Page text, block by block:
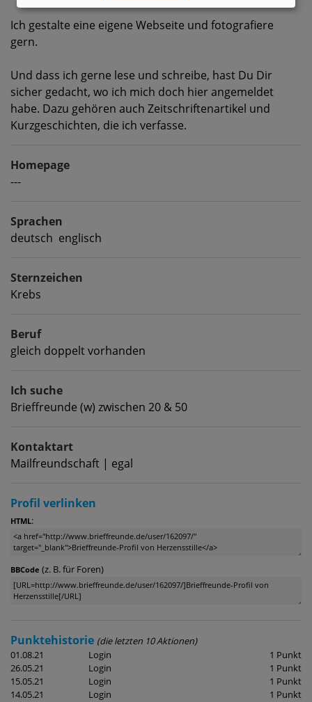
Ich gestalte eine eigene Webseite und fotografiere
gern.
Und dass ich gerne lese und schreibe, hast Du Dir
sicher gedacht, wo ich mich doch hier angemeldet
habe. Dazu gehören auch Zeitschriftenartikel und
Kurzgeschichten, die ich verfasse.
Homepage
---
Sprachen
deutsch englisch
Sternzeichen
Krebs
Beruf
gleich doppelt vorhanden
Ich suche
Brieffreunde (w) zwischen 20 & 50
Kontaktart
Mailfreundschaft | egal
Profil verlinken
HTML:
BBCode (z. B. für Foren)
Punktehistorie (die letzten 10 Aktionen)
01.08.21
Login
1 Punkt
26.05.21
Login
1 Punkt
15.05.21
Login
1 Punkt
14.05.21
Login
1 Punkt